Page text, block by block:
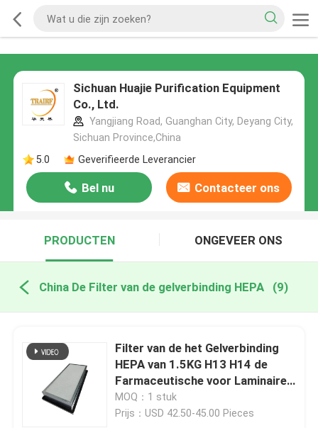
Sichuan Huajie Purification Equipment
Co., Ltd.
Yangjiang Road, Guanghan City, Deyang City,
Sichuan Province,China
5.0
Geverifieerde Leverancier
Bel nu Contacteer ons
PRODUCTEN ONGEVEER ONS
China De Filter van de gelverbinding HEPA (9)
Filter van de het Gelverbinding
HEPA van 1.5KG H13 H14 de
Farmaceutische voor Laminaire
Luchtstroom
MOQ：1 stuk
Prijs：USD 42.50-45.00 Pieces